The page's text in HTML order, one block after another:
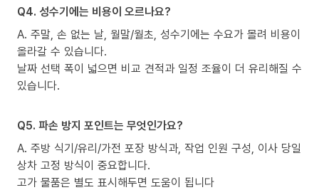
Q4. 성수기에는 비용이 오르나요?
A. 주말, 손 없는 날, 월말/월초, 성수기에는 수요가 몰려 비용이
올라갈 수 있습니다.
날짜 선택 폭이 넓으면 비교 견적과 일정 조율이 더 유리해질 수
있습니다.
Q5. 파손 방지 포인트는 무엇인가요?
A. 주방 식기/유리/가전 포장 방식과, 작업 인원 구성, 이사 당일
상차 고정 방식이 중요합니다.
고가 물품은 별도 표시해두면 도움이 됩니다